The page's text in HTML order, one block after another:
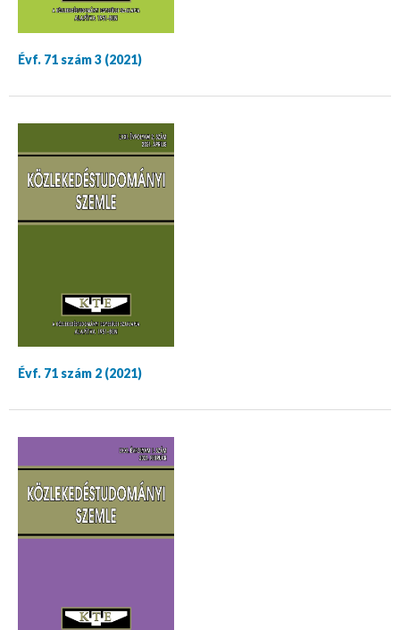
Évf. 71 szám 3 (2021)
Évf. 71 szám 2 (2021)